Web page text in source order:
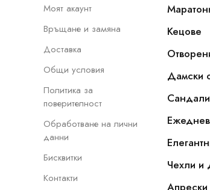
Моят акаунт
Връщане и замяна
Доставка
Общи условия
Политика за
поверителност
Обработване на лични
данни
Бисквитки
Контакти
Кецове
Дамски
Сандали
Чехли и
Апрески